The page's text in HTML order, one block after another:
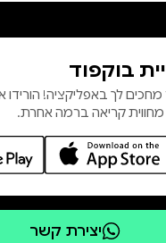
של מלחמת העולם
הפשיזם על ילדות
מושלמת, ולא מהסס
בוקפוד
לך באפליקציה! הורידו
מחווית קריאה ברמה אחרת.
יצירת קשר